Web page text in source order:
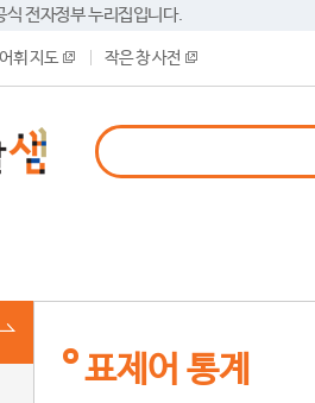
식 전자정부 누리집입니다.
어휘 지도 작은 창 사전
표제어 통계